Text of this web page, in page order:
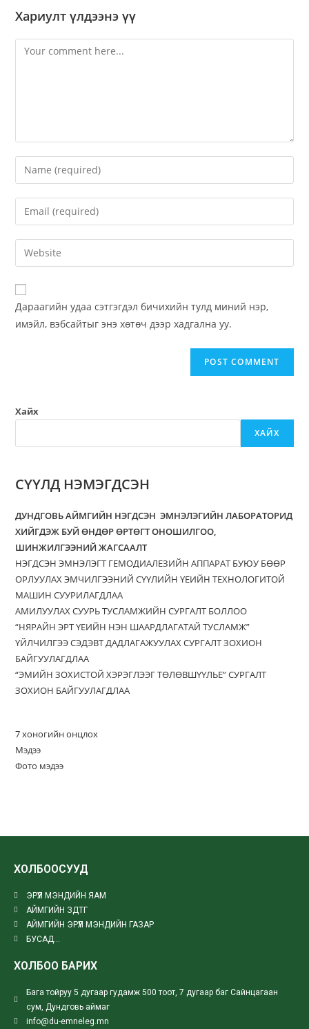
Хариулт үлдээнэ үү
Дараагийн удаа сэтгэгдэл бичихийн тулд миний нэр,
имэйл, вэбсайтыг энэ хөтөч дээр хадгална уу.
Хайх
ХАЙХ
СҮҮЛД НЭМЭГДСЭН
ДУНДГОВЬ АЙМГИЙН НЭГДСЭН ЭМНЭЛЭГИЙН ЛАБОРАТОРИД
ХИЙГДЭЖ БУЙ ӨНДӨР ӨРТӨГТ ОНОШИЛГОО,
ШИНЖИЛГЭЭНИЙ ЖАГСААЛТ
НЭГДСЭН ЭМНЭЛЭГТ ГЕМОДИАЛЕЗИЙН АППАРАТ БУЮУ БӨӨР
ОРЛУУЛАХ ЭМЧИЛГЭЭНИЙ СҮҮЛИЙН ҮЕИЙН ТЕХНОЛОГИТОЙ
МАШИН СУУРИЛАГДЛАА
АМИЛУУЛАХ СУУРЬ ТУСЛАМЖИЙН СУРГАЛТ БОЛЛОО
“НЯРАЙН ЭРТ ҮЕИЙН НЭН ШААРДЛАГАТАЙ ТУСЛАМЖ”
ҮЙЛЧИЛГЭЭ СЭДЭВТ ДАДЛАГАЖУУЛАХ СУРГАЛТ ЗОХИОН
БАЙГУУЛАГДЛАА
“ЭМИЙН ЗОХИСТОЙ ХЭРЭГЛЭЭГ ТӨЛӨВШҮҮЛЬЕ” СУРГАЛТ
ЗОХИОН БАЙГУУЛАГДЛАА
7 хоногийн онцлох
Мэдээ
Фото мэдээ
ХОЛБООСУУД
ЭРҮҮЛ МЭНДИЙН ЯАМ
АЙМГИЙН ЗДТГ
АЙМГИЙН ЭРҮҮЛ МЭНДИЙН ГАЗАР
БУСАД...
ХОЛБОО БАРИХ
Бага тойруу 5 дугаар гудамж 500 тоот, 7 дугаар баг Сайнцагаан
сум, Дундговь аймаг
info@du-emneleg.mn